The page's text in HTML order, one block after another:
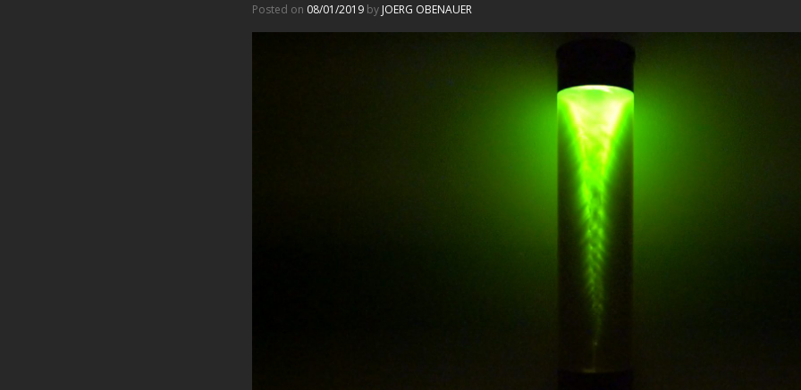
Posted on 08/01/2019 by JOERG OBENAUER